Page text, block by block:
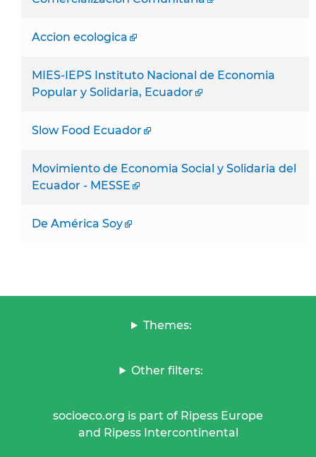
Accion ecologica
MIES-IEPS Instituto Nacional de Economia
Popular y Solidaria, Ecuador
Slow Food Ecuador
Movimiento de Economia Social y Solidaria del
Ecuador - MESSE
De América Soy
Themes:
Other filters:
socioeco.org is part of Ripess Europe
and Ripess Intercontinental